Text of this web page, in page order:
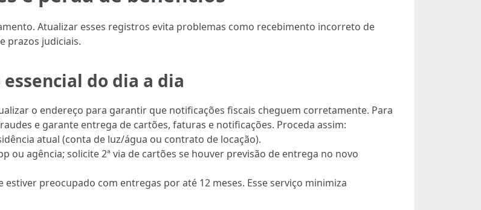
Atualizar esses registros evita problemas como recebimento incorreto de
prazos judiciais.
do dia a dia
o endereço para garantir que notificações fiscais cheguem corretamente. Para
e garante entrega de cartões, faturas e notificações. Proceda assim:
atual (conta de luz/água ou contrato de locação).
ou agência; solicite 2ª via de cartões se houver previsão de entrega no novo
preocupado com entregas por até 12 meses. Esse serviço minimiza